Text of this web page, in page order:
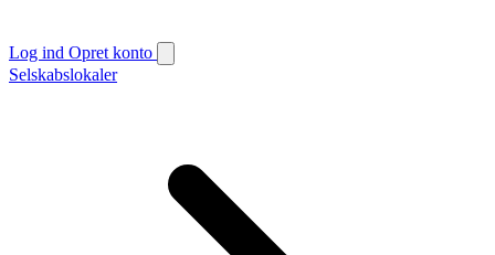
Log ind Opret konto
Selskabslokaler